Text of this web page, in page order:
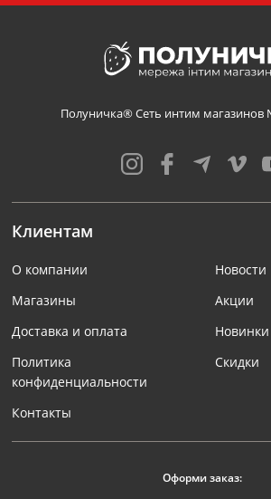
Полуничка® Сеть интим магазинов
Клиентам
О компании
Магазины
Доставка и оплата
Политика
конфиденциальности
Контакты
Новости
Акции
Новинки
Скидки
Оформи заказ: